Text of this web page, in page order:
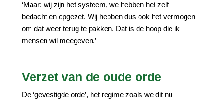
‘Maar: wij zijn het systeem, we hebben het zelf
bedacht en opgezet. Wij hebben dus ook het vermogen
om dat weer terug te pakken. Dat is de hoop die ik
mensen wil meegeven.’
Verzet van de oude orde
De ‘gevestigde orde’, het regime zoals we dit nu